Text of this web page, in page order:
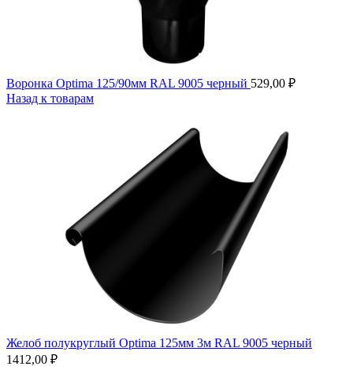
Воронка Optima 125/90мм RAL 9005 черный 529,00 ₽
Назад к товарам
Желоб полукруглый Optima 125мм 3м RAL 9005 черный
1412,00 ₽